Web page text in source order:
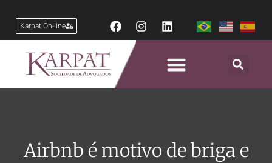
Karpat On-line
Airbnb é motivo de briga e